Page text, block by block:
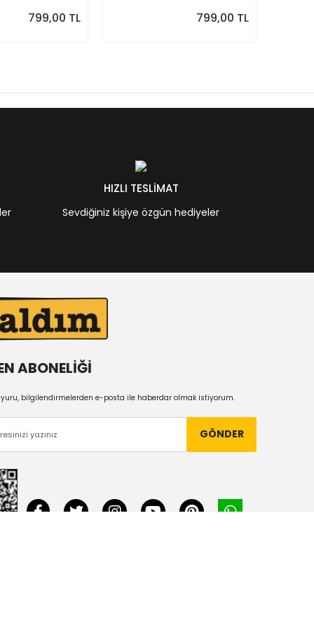
799,00 TL 799,00 TL
HIZLI TESLİMAT
Sevdiğiniz kişiye özgün hediyeler
ABONELİĞİ
bilgilendirmelerden e-posta ile haberdar olmak istiyorum.
GÖNDER